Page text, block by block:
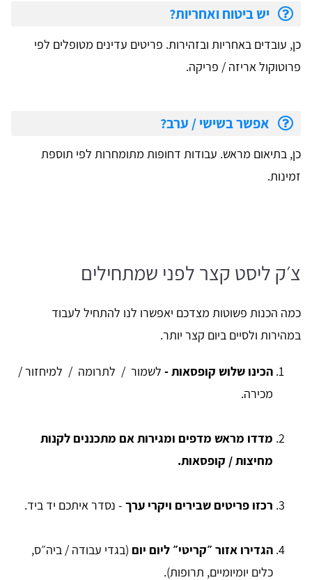
יש ביטוח ואחריות?
כן, עובדים באחריות ובזהירות. פריטים עדינים מטופלים לפי
פרוטוקול אריזה / פריקה.
אפשר בשישי / ערב?
כן, בתיאום מראש. עבודות דחופות מתומחרות לפי תוספת
זמינות.
צ׳ק ליסט קצר לפני שמתחילים
כמה הכנות פשוטות מצדכם יאפשרו לנו להתחיל לעבוד
במהירות ולסיים ביום קצר יותר.
הכינו שלוש קופסאות - לשמור / לתרומה / למיחזור /
מכירה.
מדדו מראש מדפים ומגירות אם מתכננים לקנות
מחיצות / קופסאות.
רכזו פריטים שבירים ויקרי ערך - נסדר איתכם יד ביד.
הגדירו אזור ״קריטי״ ליום יום (בגדי עבודה / ביה״ס,
כלים יומיומיים, תרופות).